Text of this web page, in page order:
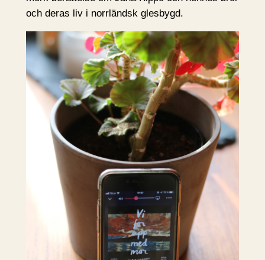
och deras liv i norrländsk glesbygd.